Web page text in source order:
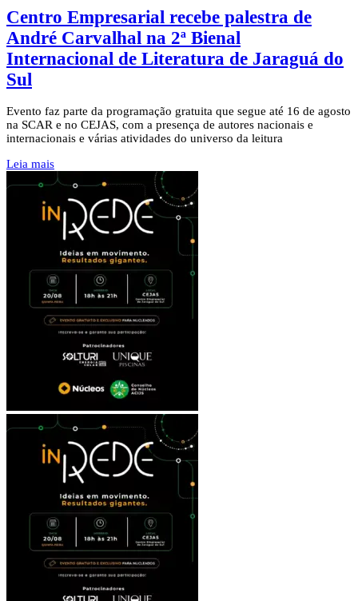
Centro Empresarial recebe palestra de
André Carvalhal na 2ª Bienal
Internacional de Literatura de Jaraguá do
Sul
Evento faz parte da programação gratuita que segue até 16 de agosto
na SCAR e no CEJAS, com a presença de autores nacionais e
internacionais e várias atividades do universo da leitura
Leia mais